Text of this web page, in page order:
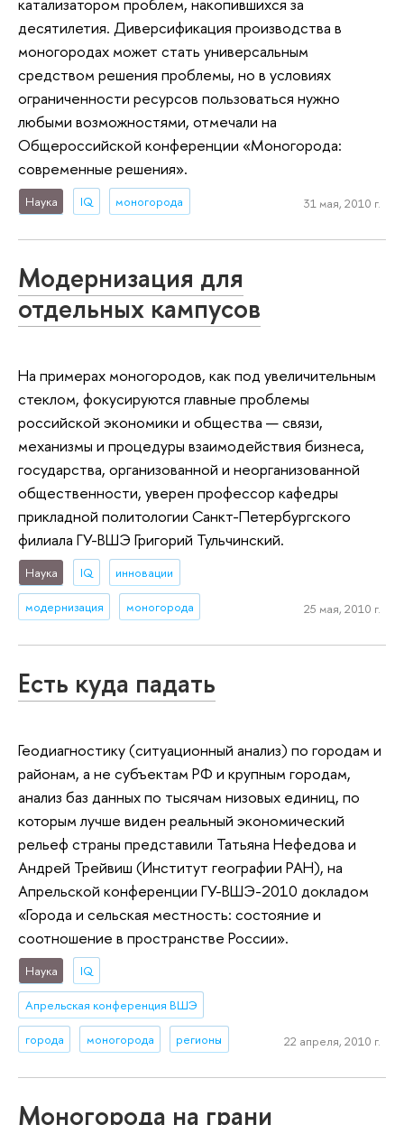
десятилетия. Диверсификация производства в
моногородах может стать универсальным
средством решения проблемы, но в условиях
ограниченности ресурсов пользоваться нужно
любыми возможностями, отмечали на
Общероссийской конференции «Моногорода:
современные решения».
Наука IQ моногорода 31 мая, 2010 г.
Модернизация для
отдельных кампусов
На примерах моногородов, как под увеличительным
стеклом, фокусируются главные проблемы
российской экономики и общества — связи,
механизмы и процедуры взаимодействия бизнеса,
государства, организованной и неорганизованной
общественности, уверен профессор кафедры
прикладной политологии Санкт-Петербургского
филиала ГУ-ВШЭ Григорий Тульчинский.
Наука IQ инновации
модернизация моногорода 25 мая, 2010 г.
Есть куда падать
Геодиагностику (ситуационный анализ) по городам и
районам, а не субъектам РФ и крупным городам,
анализ баз данных по тысячам низовых единиц, по
которым лучше виден реальный экономический
рельеф страны представили Татьяна Нефедова и
Андрей Трейвиш (Институт географии РАН), на
Апрельской конференции ГУ-ВШЭ-2010 докладом
«Города и сельская местность: состояние и
соотношение в пространстве России».
Наука IQ
Апрельская конференция ВШЭ
города моногорода регионы 22 апреля, 2010 г.
Моногорода на грани